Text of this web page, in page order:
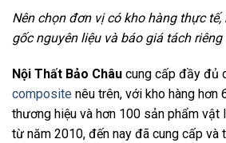
Nên chọn đơn vị có kho hàng thực
gốc nguyên liệu và báo giá tách
Nội Thất Bảo Châu cung cấp đầy đủ
composite nêu trên, với kho hàng hơn
thương hiệu và hơn 100 sản phẩm vật
từ năm 2010, đến nay đã cung cấp và